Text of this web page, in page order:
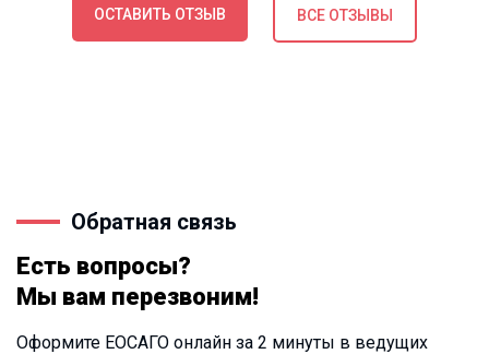
ОСТАВИТЬ ОТЗЫВ ВСЕ ОТЗЫВЫ
Обратная связь
Есть вопросы?
Мы вам перезвоним!
Оформите ЕОСАГО онлайн за 2 минуты в ведущих